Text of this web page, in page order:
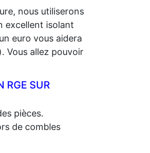
nous utiliserons
excellent isolant
euro vous aidera
Vous allez pouvoir
RGE SUR
pièces.
de combles